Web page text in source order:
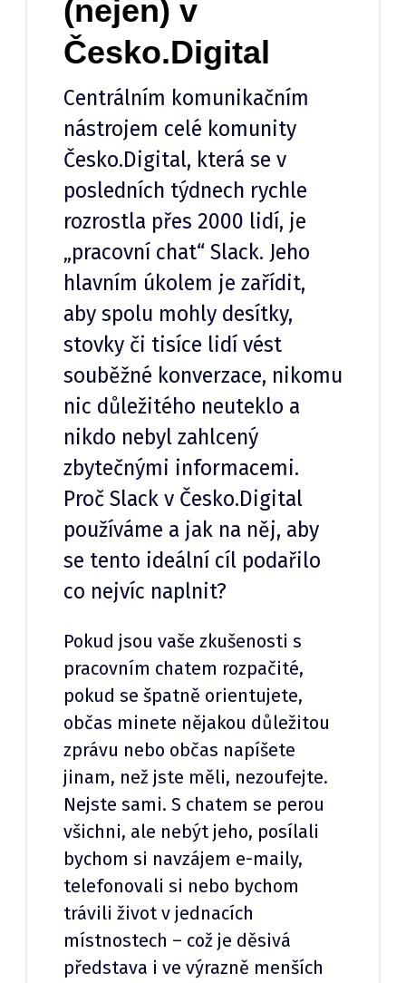
(nejen) v
Česko.Digital
Centrálním komunikačním
nástrojem celé komunity
Česko.Digital, která se v
posledních týdnech rychle
rozrostla přes 2000 lidí, je
„pracovní chat“ Slack. Jeho
hlavním úkolem je zařídit,
aby spolu mohly desítky,
stovky či tisíce lidí vést
souběžné konverzace, nikomu
nic důležitého neuteklo a
nikdo nebyl zahlcený
zbytečnými informacemi.
Proč Slack v Česko.Digital
používáme a jak na něj, aby
se tento ideální cíl podařilo
co nejvíc naplnit?
Pokud jsou vaše zkušenosti s
pracovním chatem rozpačité,
pokud se špatně orientujete,
občas minete nějakou důležitou
zprávu nebo občas napíšete
jinam, než jste měli, nezoufejte.
Nejste sami. S chatem se perou
všichni, ale nebýt jeho, posílali
bychom si navzájem e-maily,
telefonovali si nebo bychom
trávili život v jednacích
místnostech – což je děsivá
představa i ve výrazně menších